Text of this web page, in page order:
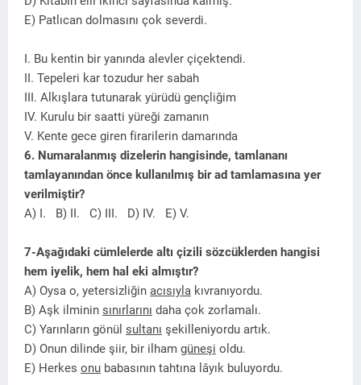
E) Patlıcan dolmasını çok severdi.
I. Bu kentin bir yanında alevler çiçektendi.
II. Tepeleri kar tozudur her sabah
III. Alkışlara tutunarak yürüdü gençliğim
IV. Kurulu bir saatti yüreği zamanın
V. Kente gece giren firarilerin damarında
6. Numaralanmış dizelerin hangisinde, tamlananı
tamlayanından önce kullanılmış bir ad tamlamasına yer
verilmiştir?
A) I. B) II. C) III. D) IV. E) V.
7-Aşağıdaki cümlelerde altı çizili sözcüklerden hangisi
hem iyelik, hem hal eki almıştır?
A) Oysa o, yetersizliğin acısıyla kıvranıyordu.
B) Aşk ilminin sınırlarını daha çok zorlamalı.
C) Yarınların gönül sultanı şekilleniyordu artık.
D) Onun dilinde şiir, bir ilham güneşi oldu.
E) Herkes onu babasının tahtına lâyık buluyordu.